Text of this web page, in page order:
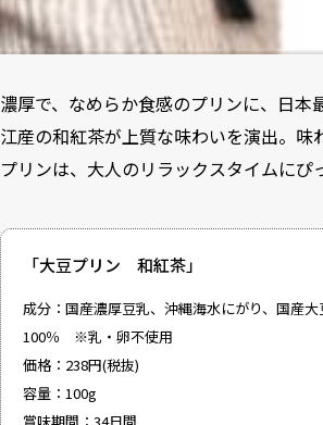
濃厚で、なめらか食感のプリンに、日本
江産の和紅茶が上質な味わいを演出。味
プリンは、大人のリラックスタイムにぴ
「大豆プリン 和紅茶」
成分：国産濃厚豆乳、沖縄海水にがり、国産
100％ ※乳・卵不使用
価格：238円(税抜)
容量：100g